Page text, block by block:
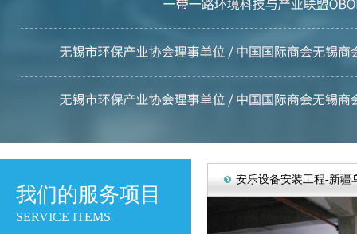
我们的服务项目
SERVICE ITEMS
安乐设备安装工程-新疆